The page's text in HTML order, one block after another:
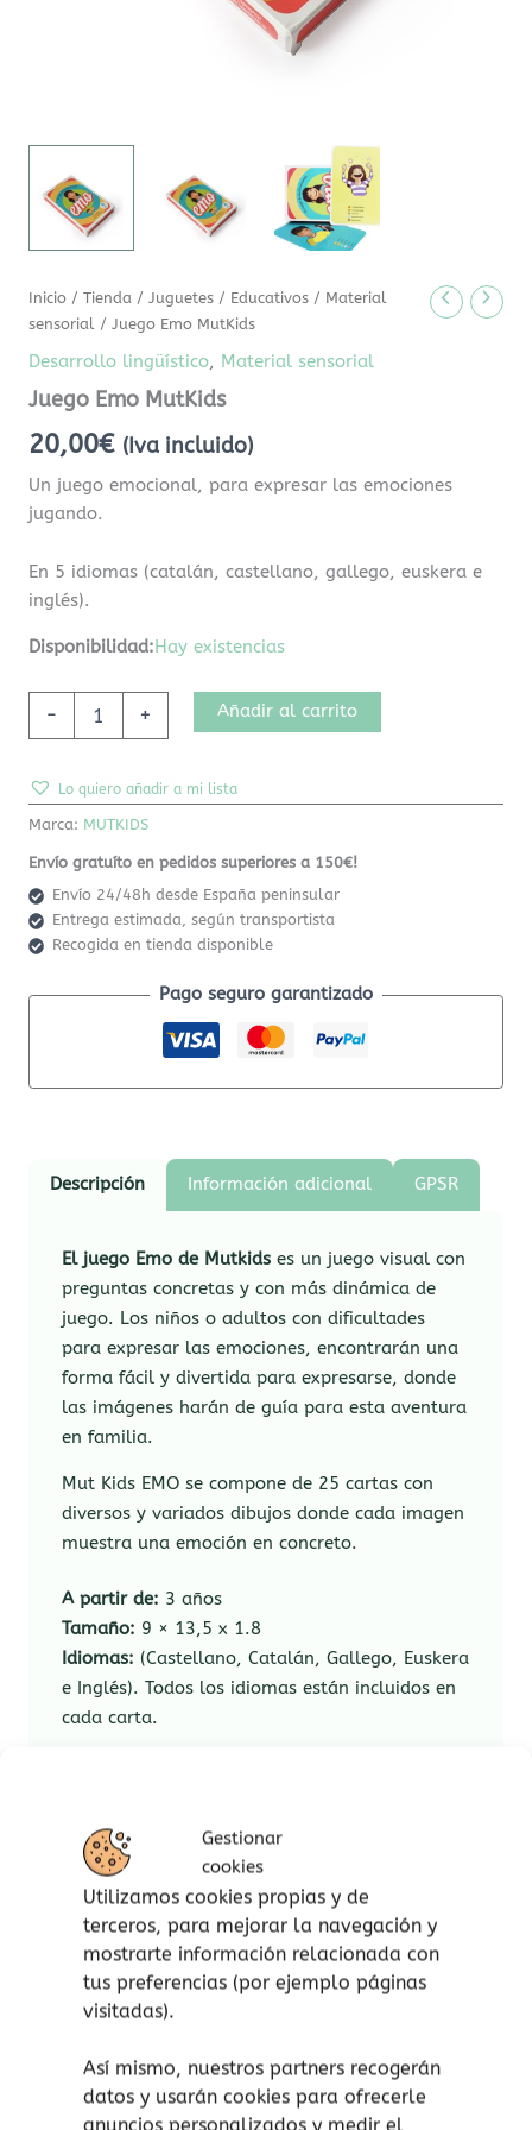
Gestionar
cookies
Utilizamos cookies propias y de
terceros, para mejorar la navegación y
mostrarte información relacionada con
tus preferencias (por ejemplo páginas
visitadas).
Así mismo, nuestros partners recogerán
datos y usarán cookies para ofrecerle
anuncios personalizados y medir el
Inicio /Tienda /Juguetes / Educativos / Material
sensorial / Juego Emo MutKids
Desarrollo lingüístico, Material sensorial
Juego Emo MutKids
20,00€ (Iva incluido)
Un juego emocional, para expresar las emociones
jugando.
En 5 idiomas (catalán, castellano, gallego, euskera e
inglés).
Disponibilidad:Hay existencias
- + Añadir al carrito
Lo quiero añadir a mi lista
Marca: MUTKIDS
Envío gratuíto en pedidos superiores a 150€!
Envío 24/48h desde España peninsular
Entrega estimada, según transportista
Recogida en tienda disponible
Pago seguro garantizado
Descripción Información adicional GPSR
El juego Emo de Mutkidses un juego visual con
preguntas concretas y con más dinámica de
juego. Los niños o adultos con dificultades
para expresar las emociones, encontrarán una
forma fácil y divertida para expresarse, donde
las imágenes harán de guía para esta aventura
en familia.
Mut Kids EMO se compone de 25 cartas con
diversos y variados dibujos donde cada imagen
muestra una emoción en concreto.
A partir de: 3 años
Tamaño: 9 × 13,5 x 1.8
Idiomas: (Castellano, Catalán, Gallego, Euskera
e Inglés). Todos los idiomas están incluidos en
cada carta.
pregunta:
¿en qué momento sientes la emoción del
dibujo?
En el caso que aparezca la carta con el logo,
hay que elegir a un compañero para que
responda conjuntamente.
para los más pequeños:
Se trata de imitar el dibujo de la carta. El resto